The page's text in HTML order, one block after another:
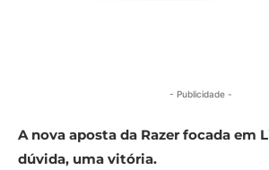
- Publicidade -
A nova aposta da Razer focada em
dúvida, uma vitória.